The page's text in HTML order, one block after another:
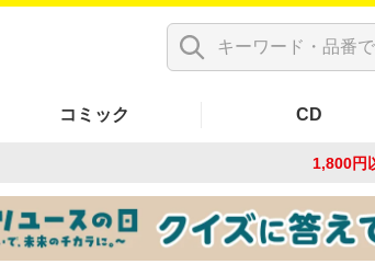
コミック CD
1,800円